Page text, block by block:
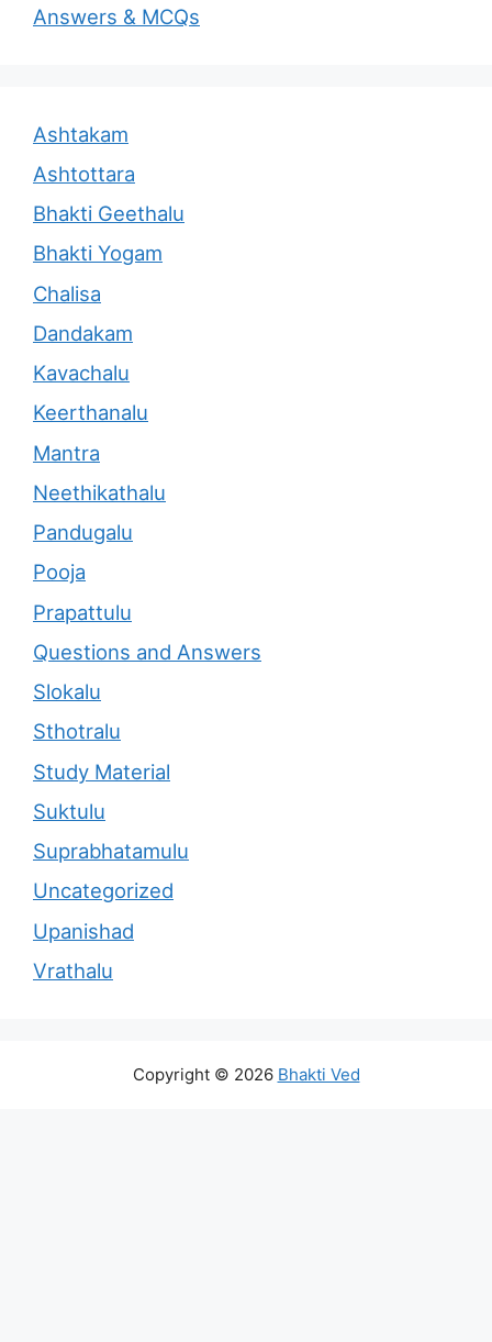
Answers & MCQs
Ashtakam
Ashtottara
Bhakti Geethalu
Bhakti Yogam
Chalisa
Dandakam
Kavachalu
Keerthanalu
Mantra
Neethikathalu
Pandugalu
Pooja
Prapattulu
Questions and Answers
Slokalu
Sthotralu
Study Material
Suktulu
Suprabhatamulu
Uncategorized
Upanishad
Vrathalu
Copyright © 2026 Bhakti Ved